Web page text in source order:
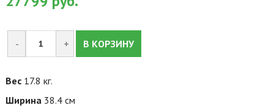
- + В КОРЗИНУ
Вес 17.8 кг.
Ширина 38.4 см